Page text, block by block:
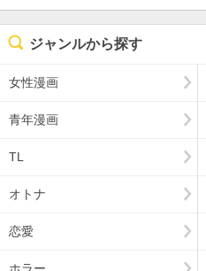
ジャンルから探す
女性漫画
青年漫画
TL
オトナ
恋愛
ホラー